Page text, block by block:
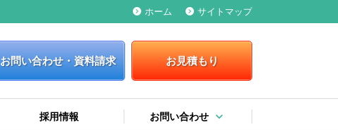
keyboard_arrow_right ホーム keyboard_arrow_right サイトマップ
お問い合わせ・資料請求 お見積もり
採用情報 お問い合わせ keyboard_arrow_down